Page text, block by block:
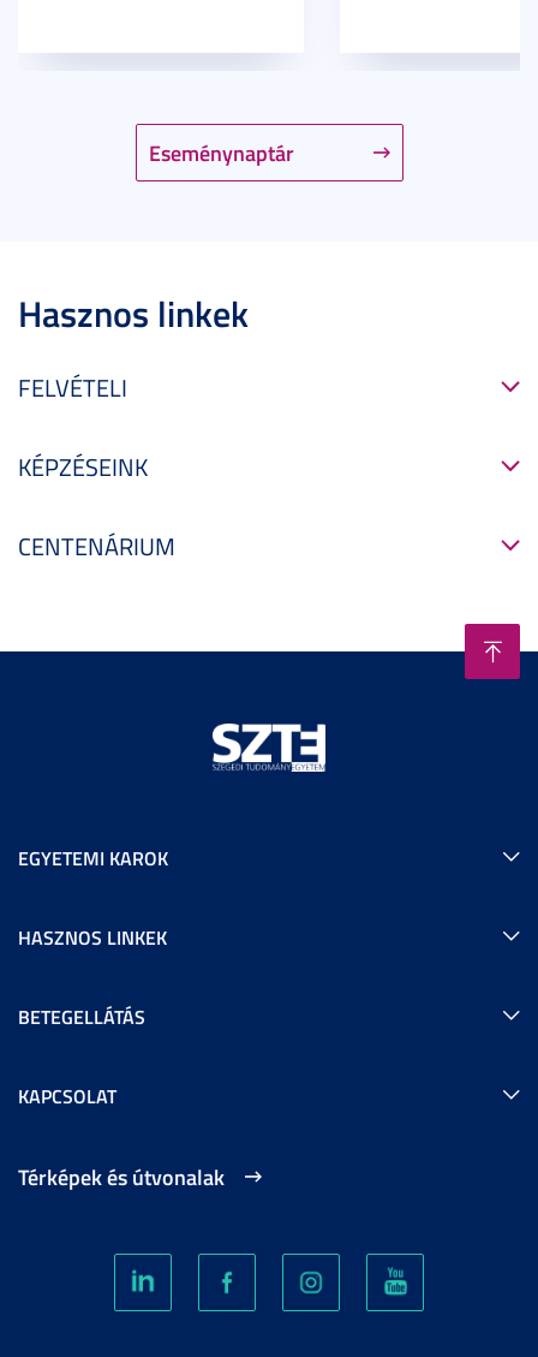
Eseménynaptár
Hasznos linkek
FELVÉTELI
KÉPZÉSEINK
CENTENÁRIUM
EGYETEMI KAROK
HASZNOS LINKEK
BETEGELLÁTÁS
KAPCSOLAT
Térképek és útvonalak